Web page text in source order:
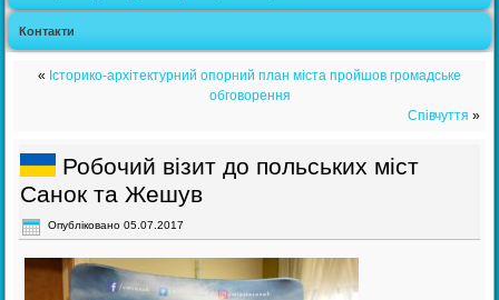
Контакти
« Історико-архітектурний опорний план міста пройшов громадське
обговорення
Cпівчуття »
Робочий візит до польських міст
Санок та Жешув
Опубліковано 05.07.2017